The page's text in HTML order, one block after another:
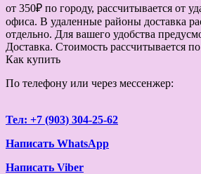
от 350₽ по городу, рассчитывается от
офиса. В удаленные районы доставка
отдельно. Для вашего удобства
Доставка. Стоимость рассчитывается
Как купить
По телефону или через мессенжер:
Тел: +7 (903) 304-25-62
Написать WhatsApp
Написать Viber